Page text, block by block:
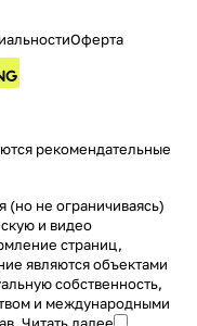
Оферта
рекомендательные
(но не ограничиваясь)
и видео
страниц,
являются объектами
собственность,
и международными